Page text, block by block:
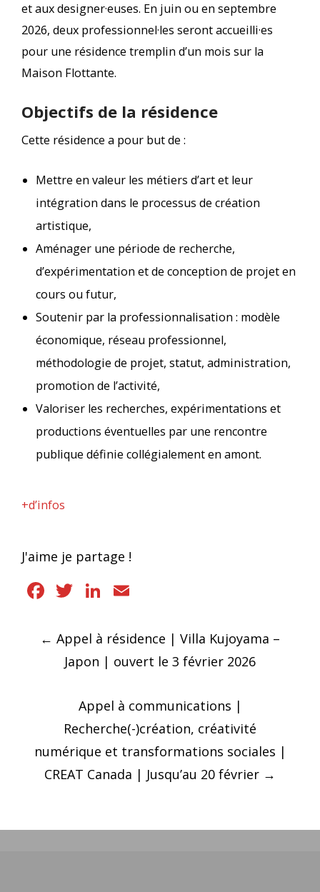
et aux designer·euses. En juin ou en septembre
2026, deux professionnel·les seront accueilli·es
pour une résidence tremplin d’un mois sur la
Maison Flottante.
Objectifs de la résidence
Cette résidence a pour but de :
Mettre en valeur les métiers d’art et leur
intégration dans le processus de création
artistique,
Aménager une période de recherche,
d’expérimentation et de conception de projet en
cours ou futur,
Soutenir par la professionnalisation : modèle
économique, réseau professionnel,
méthodologie de projet, statut, administration,
promotion de l’activité,
Valoriser les recherches, expérimentations et
productions éventuelles par une rencontre
publique définie collégialement en amont.
+d’infos
J'aime je partage !
Facebook
TwitterLinkedIn
Navigation
← Appel à résidence | Villa Kujoyama –
Japon | ouvert le 3 février 2026
Appel à communications |
Recherche(-)création, créativité
numérique et transformations sociales |
CREAT Canada | Jusqu’au 20 février →